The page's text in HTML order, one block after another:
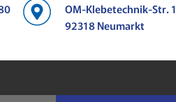
OM-Klebetechnik-Str. 1
92318 Neumarkt